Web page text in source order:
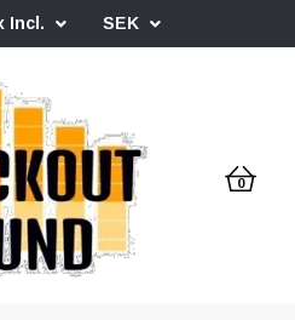
Incl. SEK
0